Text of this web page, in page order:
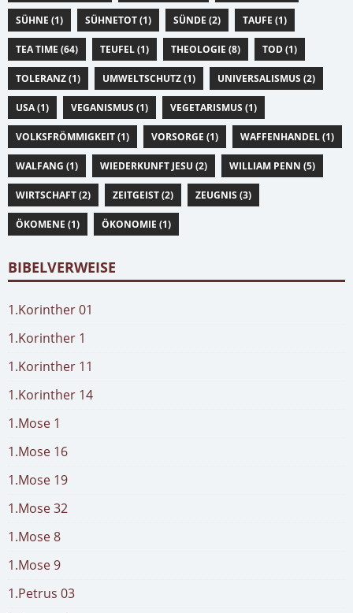
SÜHNE (1) SÜHNETOT (1) SÜNDE (2) TAUFE (1)
TEA TIME (64) TEUFEL (1) THEOLOGIE (8) TOD (1)
TOLERANZ (1) UMWELTSCHUTZ (1) UNIVERSALISMUS (2)
USA (1) VEGANISMUS (1) VEGETARISMUS (1)
VOLKSFRÖMMIGKEIT (1) VORSORGE (1) WAFFENHANDEL (1)
WALFANG (1) WIEDERKUNFT JESU (2) WILLIAM PENN (5)
WIRTSCHAFT (2) ZEITGEIST (2) ZEUGNIS (3)
ÖKOMENE (1) ÖKONOMIE (1)
BIBELVERWEISE
1.Korinther 01
1.Korinther 1
1.Korinther 11
1.Korinther 14
1.Mose 1
1.Mose 16
1.Mose 19
1.Mose 32
1.Mose 8
1.Mose 9
1.Petrus 03